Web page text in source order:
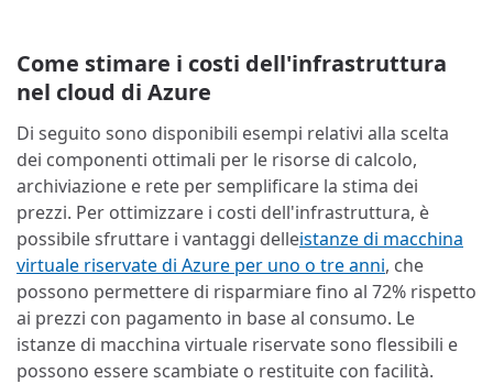
Come stimare i costi dell'infrastruttura
nel cloud di Azure
Di seguito sono disponibili esempi relativi alla scelta
dei componenti ottimali per le risorse di calcolo,
archiviazione e rete per semplificare la stima dei
prezzi. Per ottimizzare i costi dell'infrastruttura, è
possibile sfruttare i vantaggi delleistanze di macchina
virtuale riservate di Azure per uno o tre anni, che
possono permettere di risparmiare fino al 72% rispetto
ai prezzi con pagamento in base al consumo. Le
istanze di macchina virtuale riservate sono flessibili e
possono essere scambiate o restituite con facilità.